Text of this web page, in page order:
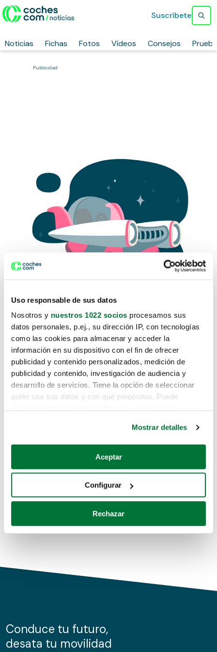
Uso responsable de sus datos
Nosotros y nuestros 1022 socios procesamos sus
datos personales, p.ej., su dirección IP, con tecnologías
como las cookies para almacenar y acceder la
información en su dispositivo con el fin de ofrecer
publicidad y contenido personalizados, medición de
publicidad y contenido, investigación de audiencia y
desarrollo de servicios. Tiene la opción de seleccionar
quién usa sus datos y con qué propósitos. Puede
Si lo permite, también quisiéramos:
Recopilar información sobre su ubicación geográfica
Identificar su dispositivo analizándolo activamente
para buscar características específicas (huellas
Obtenga más información sobre cómo se procesan sus
de cookies.
información sobre el uso que haga del sitio web con
nuestros partners de redes sociales, publicidad y análisis
Mostrar detalles
Aceptar
Configurar
Rechazar
Noticias Fichas Fotos Vídeos Consejos
Suscríbete
Publicidad
Lo sentimos, no sabemos como
te hemos traido hasta aquí.
Pero puedes encontrar el coche que estás
buscando en alguno de estos enlaces:
Coches de segunda mano
Coches de km0
Conduce tu futuro,
desata tu movilidad